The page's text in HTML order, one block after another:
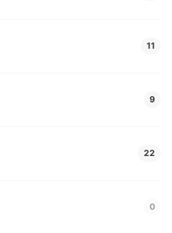
11
9
22
0